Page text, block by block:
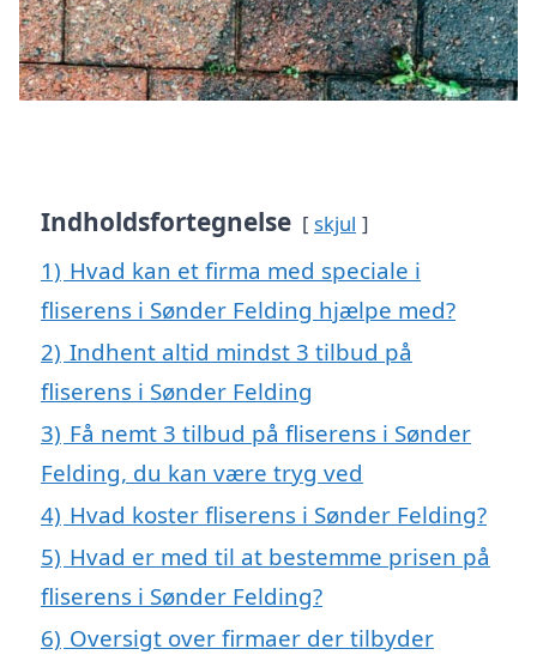
Indholdsfortegnelse skjul
1) Hvad kan et firma med speciale i
fliserens i Sønder Felding hjælpe med?
2) Indhent altid mindst 3 tilbud på
fliserens i Sønder Felding
3) Få nemt 3 tilbud på fliserens i Sønder
Felding, du kan være tryg ved
4) Hvad koster fliserens i Sønder Felding?
5) Hvad er med til at bestemme prisen på
fliserens i Sønder Felding?
6) Oversigt over firmaer der tilbyder